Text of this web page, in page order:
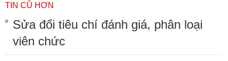
TIN CŨ HƠN
Sửa đổi tiêu chí đánh giá, phân loại
viên chức